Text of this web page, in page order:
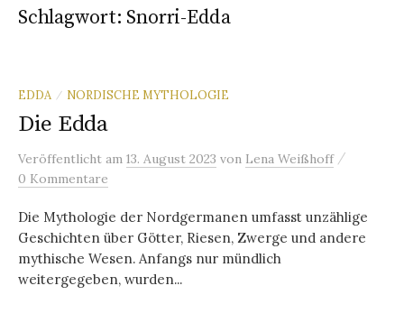
Schlagwort: Snorri-Edda
EDDA / NORDISCHE MYTHOLOGIE
Die Edda
Veröffentlicht am 13. August 2023 von Lena Weißhoff /
0 Kommentare
Die Mythologie der Nordgermanen umfasst unzählige
Geschichten über Götter, Riesen, Zwerge und andere
mythische Wesen. Anfangs nur mündlich
weitergegeben, wurden...